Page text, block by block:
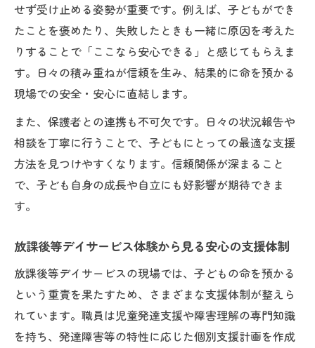
せず受け止める姿勢が重要です。例えば、子どもができ
たことを褒めたり、失敗したときも一緒に原因を考えた
りすることで「ここなら安心できる」と感じてもらえま
す。日々の積み重ねが信頼を生み、結果的に命を預かる
現場での安全・安心に直結します。
また、保護者との連携も不可欠です。日々の状況報告や
相談を丁寧に行うことで、子どもにとっての最適な支援
方法を見つけやすくなります。信頼関係が深まること
で、子ども自身の成長や自立にも好影響が期待できま
す。
放課後等デイサービス体験から見る安心の支援体制
放課後等デイサービスの現場では、子どもの命を預かる
という重責を果たすため、さまざまな支援体制が整えら
れています。職員は児童発達支援や障害理解の専門知識
を持ち、発達障害等の特性に応じた個別支援計画を作成